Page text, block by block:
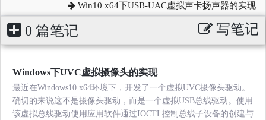
Win10 x64下USB-UAC虚拟声卡扬声器的实现
0 篇笔记 写笔记
Windows下UVC虚拟摄像头的实现
最近在Windows10 x64环境下，开发了一个虚拟UVC摄像头驱动。
确切的来说这不是摄像头驱动，而是一个虚拟USB总线驱动。使用
该虚拟总线驱动使用应用软件通过IOCTL控制总线子设备的创建与